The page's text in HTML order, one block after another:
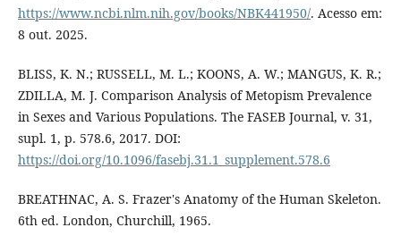
https://www.ncbi.nlm.nih.gov/books/NBK441950/. Acesso em:
8 out. 2025.
BLISS, K. N.; RUSSELL, M. L.; KOONS, A. W.; MANGUS, K. R.;
ZDILLA, M. J. Comparison Analysis of Metopism Prevalence
in Sexes and Various Populations. The FASEB Journal, v. 31,
supl. 1, p. 578.6, 2017. DOI:
https://doi.org/10.1096/fasebj.31.1_supplement.578.6
BREATHNAC, A. S. Frazer's Anatomy of the Human Skeleton.
6th ed. London, Churchill, 1965.